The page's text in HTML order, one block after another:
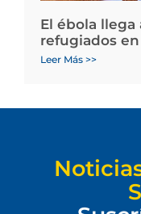
El ébola
refugiados en
Leer Más >>